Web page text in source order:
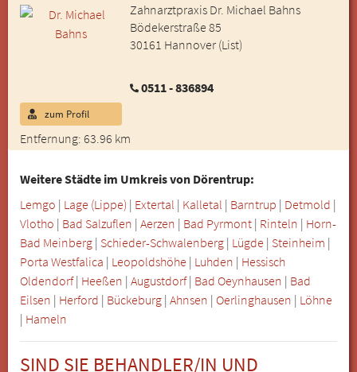
Zahnarztpraxis Dr. Michael Bahns
Bödekerstraße 85
30161 Hannover (List)
0511 - 836894
Entfernung: 63.96 km
zum Profil
Weitere Städte im Umkreis von Dörentrup:
Lemgo | Lage (Lippe) | Extertal | Kalletal | Barntrup | Detmold |
Vlotho | Bad Salzuflen | Aerzen | Bad Pyrmont | Rinteln | Horn-
Bad Meinberg | Schieder-Schwalenberg | Lügde | Steinheim |
Porta Westfalica | Leopoldshöhe | Luhden | Hessisch
Oldendorf| Heeßen | Augustdorf| Bad Oeynhausen | Bad
Eilsen | Herford | Bückeburg | Ahnsen | Oerlinghausen | Löhne
| Hameln
SIND SIE BEHANDLER/IN UND